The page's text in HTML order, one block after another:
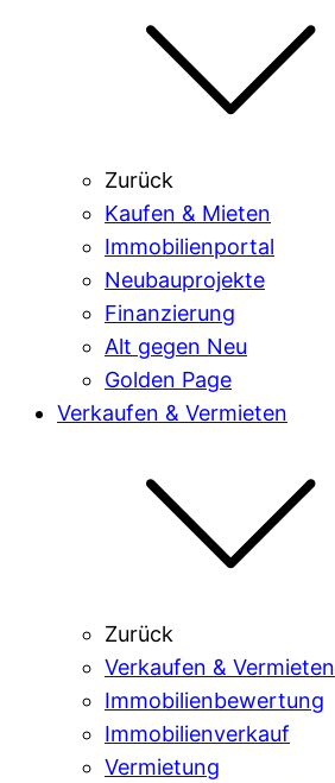
Zurück
Kaufen & Mieten
Immobilienportal
Neubauprojekte
Finanzierung
Alt gegen Neu
Golden Page
Verkaufen & Vermieten
Zurück
Verkaufen & Vermieten
Immobilienbewertung
Immobilienverkauf
Vermietung